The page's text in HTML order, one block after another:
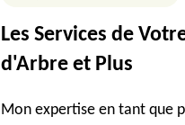
Les Services de
d'Arbre et Plus
Mon expertise en tant que